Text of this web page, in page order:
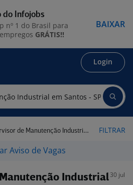
Login
Industrial em Santos - SP FILTRAR
Aviso de Vagas
Industrial30 jul
do Infojobs
nº 1 do Brasil para
GRÁTIS!!
BAIXAR